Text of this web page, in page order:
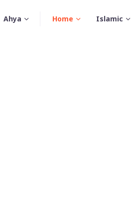
Ahya Home Islamic